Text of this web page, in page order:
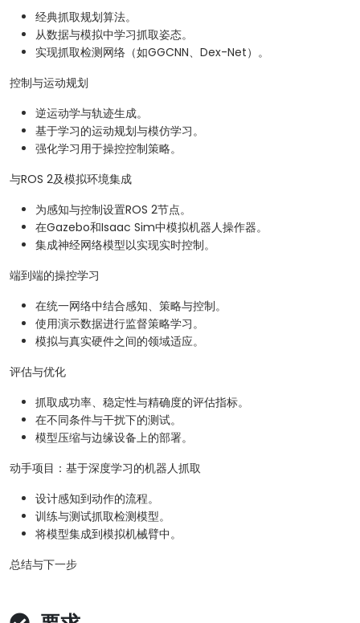
经典抓取规划算法。
从数据与模拟中学习抓取姿态。
实现抓取检测网络（如GGCNN、Dex-Net）。
控制与运动规划
逆运动学与轨迹生成。
基于学习的运动规划与模仿学习。
强化学习用于操控控制策略。
与ROS 2及模拟环境集成
为感知与控制设置ROS 2节点。
在Gazebo和Isaac Sim中模拟机器人操作器。
集成神经网络模型以实现实时控制。
端到端的操控学习
在统一网络中结合感知、策略与控制。
使用演示数据进行监督策略学习。
模拟与真实硬件之间的领域适应。
评估与优化
抓取成功率、稳定性与精确度的评估指标。
在不同条件与干扰下的测试。
模型压缩与边缘设备上的部署。
动手项目：基于深度学习的机器人抓取
设计感知到动作的流程。
训练与测试抓取检测模型。
将模型集成到模拟机械臂中。
总结与下一步